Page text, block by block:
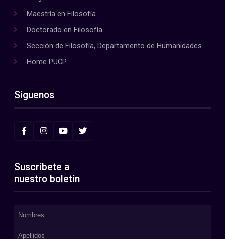
Maestría en Filosofía
Doctorado en Filosofía
Sección de Filosofía, Departamento de Humanidades
Home PUCP
Síguenos
Suscríbete a
nuestro boletín